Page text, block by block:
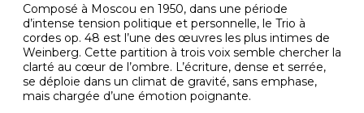
Composé à Moscou en 1950, dans une période
d’intense tension politique et personnelle, le Trio à
cordes op. 48 est l’une des œuvres les plus intimes de
Weinberg. Cette partition à trois voix semble chercher la
clarté au cœur de l’ombre. L’écriture, dense et serrée,
se déploie dans un climat de gravité, sans emphase,
mais chargée d’une émotion poignante.